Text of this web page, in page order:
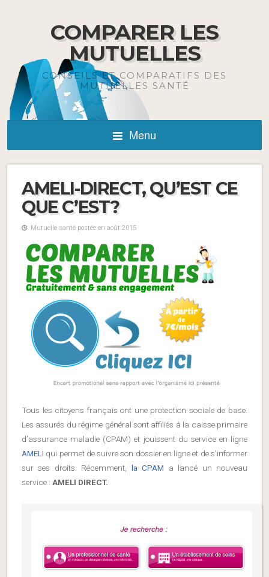
COMPARER LES
MUTUELLES
CONSEILS ET COMPARATIFS DES
MUTUELLES SANTÉ
Menu
AMELI-DIRECT, QU’EST CE
QUE C’EST?
Mutuelle santé postée en août 2015
Tous les citoyens français ont une protection sociale de base.
Les assurés du régime général sont affiliés à la caisse primaire
d’assurance maladie (CPAM) et jouissent du service en ligne
AMELI qui permet de suivre son dossier en ligne et de s’informer
sur ses droits. Récemment, la CPAM a lancé un nouveau
service : AMELI DIRECT.